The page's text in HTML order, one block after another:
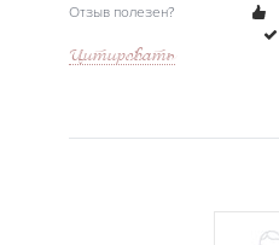
Отзыв полезен?
Цитировать